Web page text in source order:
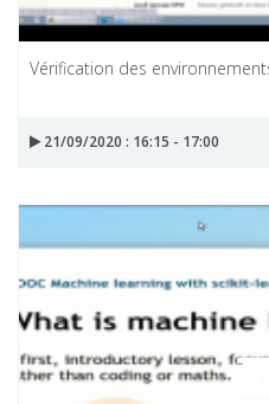
Vérification des
21/09/2020 : 16:15 - 17:00